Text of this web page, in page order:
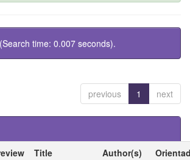
time: 0.007 seconds).
previous 1 next
Title Author(s)